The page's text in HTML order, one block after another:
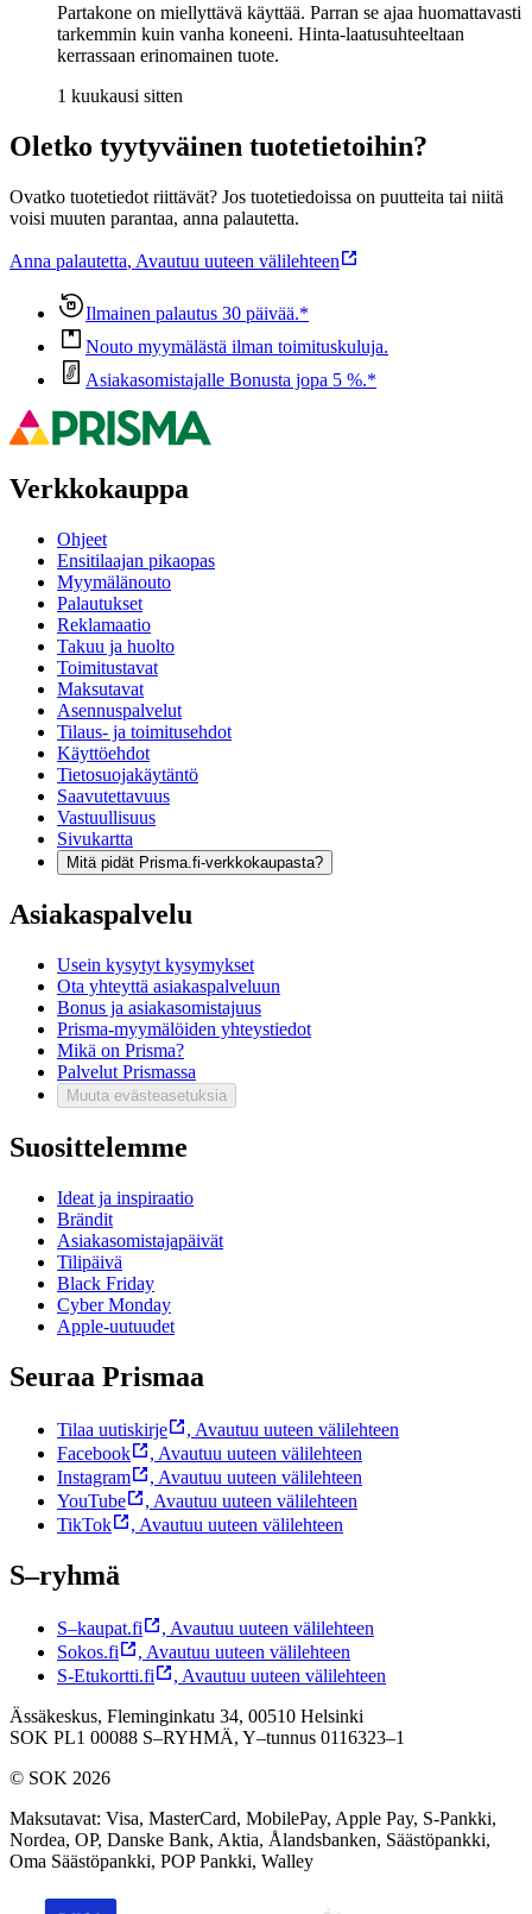
Partakone on miellyttävä käyttää. Parran se ajaa huomattavasti
tarkemmin kuin vanha koneeni. Hinta-laatusuhteeltaan
kerrassaan erinomainen tuote.
1 kuukausi sitten
Oletko tyytyväinen tuotetietoihin?
Ovatko tuotetiedot riittävät? Jos tuotetiedoissa on puutteita tai niitä
voisi muuten parantaa, anna palautetta.
Anna palautetta, Avautuu uuteen välilehteen
Ilmainen palautus 30 päivää.*
Nouto myymälästä ilman toimituskuluja.
Asiakasomistajalle Bonusta jopa 5 %.*
Verkkokauppa
Ohjeet
Ensitilaajan pikaopas
Myymälänouto
Palautukset
Reklamaatio
Takuu ja huolto
Toimitustavat
Maksutavat
Asennuspalvelut
Tilaus- ja toimitusehdot
Käyttöehdot
Tietosuojakäytäntö
Saavutettavuus
Vastuullisuus
Sivukartta
Mitä pidät Prisma.fi-verkkokaupasta?
Asiakaspalvelu
Usein kysytyt kysymykset
Ota yhteyttä asiakaspalveluun
Bonus ja asiakasomistajuus
Prisma-myymälöiden yhteystiedot
Mikä on Prisma?
Palvelut Prismassa
Muuta evästeasetuksia
Suosittelemme
Ideat ja inspiraatio
Brändit
Asiakasomistajapäivät
Tilipäivä
Black Friday
Cyber Monday
Apple-uutuudet
Seuraa Prismaa
Tilaa uutiskirje , Avautuu uuteen välilehteen
Facebook
, Avautuu uuteen välilehteen
Instagram
, Avautuu uuteen välilehteen
YouTube
, Avautuu uuteen välilehteen
TikTok
, Avautuu uuteen välilehteen
S–ryhmä
S–kaupat.fi , Avautuu uuteen välilehteen
Sokos.fi
, Avautuu uuteen välilehteen
S-Etukortti.fi
, Avautuu uuteen välilehteen
Ässäkeskus, Fleminginkatu 34, 00510 Helsinki
SOK PL1 00088 S–RYHMÄ, Y–tunnus 0116323–1
© SOK 2026
Maksutavat: Visa, MasterCard, MobilePay, Apple Pay, S-Pankki,
Nordea, OP, Danske Bank, Aktia, Ålandsbanken, Säästöpankki,
Oma Säästöpankki, POP Pankki, Walley